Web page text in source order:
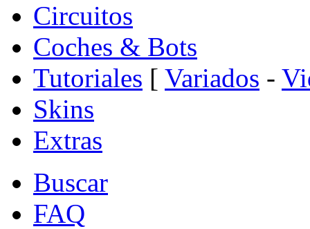
Circuitos
Coches & Bots
Tutoriales [ Variados -
Skins
Extras
Buscar
FAQ